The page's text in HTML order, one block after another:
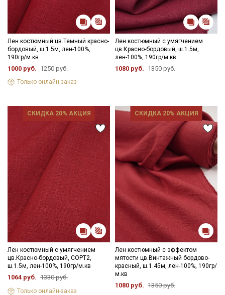
Лен костюмный цв.Темный красно-
бордовый, ш.1.5м, лен-100%,
190гр/м.кв
1000 руб. 1250 руб.
Только онлайн-заказ
Лен костюмный с умягчением
цв.Красно-бордовый, ш.1.5м,
лен-100%, 190гр/м.кв
1080 руб. 1350 руб.
СКИДКА 20% АКЦИЯ
Лен костюмный с умягчением
цв.Красно-бордовый, СОРТ2,
ш.1.5м, лен-100%, 190гр/м.кв
1064 руб. 1330 руб.
Только онлайн-заказ
СКИДКА 20% АКЦИЯ
Лен костюмный с эффектом
мятости цв.Винтажный бордово-
красный, ш.1.45м, лен-100%, 190гр/
м.кв
1080 руб. 1350 руб.